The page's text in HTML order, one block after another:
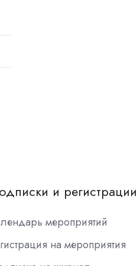
и регистрации
мероприятий
на мероприятия